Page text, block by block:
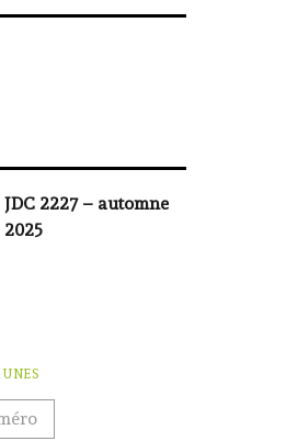
JDC 2227 – automne
2025